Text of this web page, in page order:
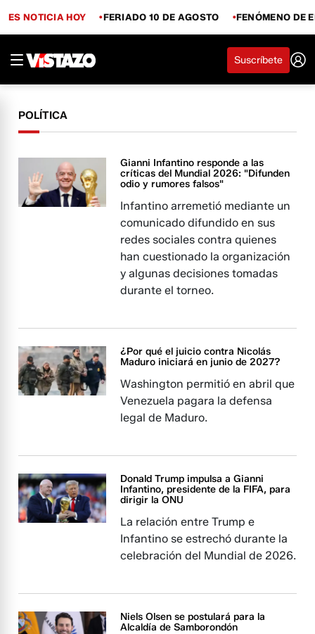
ES NOTICIA HOY FERIADO 10 DE AGOSTO FENÓMENO DE
Suscríbete
POLÍTICA
Gianni Infantino responde a las
críticas del Mundial 2026: "Difunden
odio y rumores falsos"
Infantino arremetió mediante un
comunicado difundido en sus
redes sociales contra quienes
han cuestionado la organización
y algunas decisiones tomadas
durante el torneo.
¿Por qué el juicio contra Nicolás
Maduro iniciará en junio de 2027?
Washington permitió en abril que
Venezuela pagara la defensa
legal de Maduro.
Donald Trump impulsa a Gianni
Infantino, presidente de la FIFA, para
dirigir la ONU
La relación entre Trump e
Infantino se estrechó durante la
celebración del Mundial de 2026.
Niels Olsen se postulará para la
Alcaldía de Samborondón